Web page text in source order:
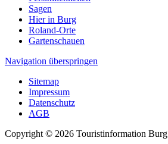
Sagen
Hier in Burg
Roland-Orte
Gartenschauen
Navigation überspringen
Sitemap
Impressum
Datenschutz
AGB
Copyright © 2026 Touristinformation Burg